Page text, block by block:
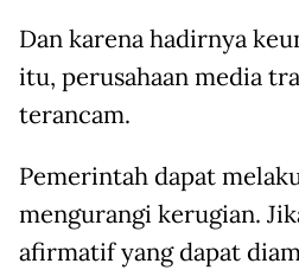
Dan karena hadirnya
itu, perusahaan media
terancam.
Pemerintah dapat
mengurangi kerugian.
afirmatif yang dapat